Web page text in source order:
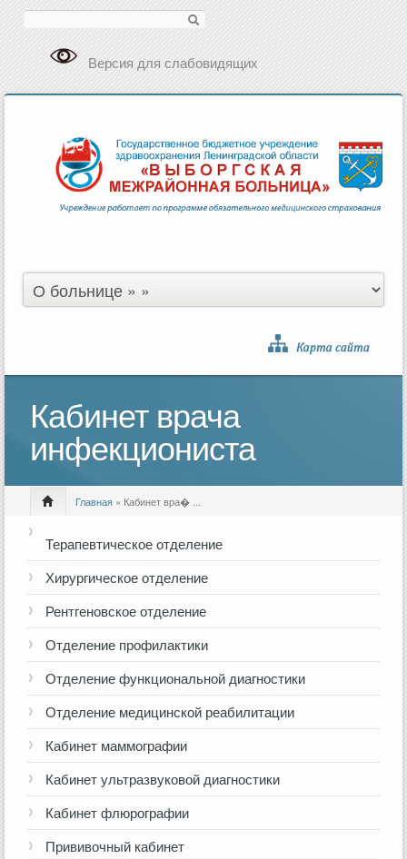
Версия для слабовидящих
Кабинет врача
инфекциониста
Главная » Кабинет вра� ...
Терапевтическое отделение
Хирургическое отделение
Рентгеновское отделение
Отделение профилактики
Отделение функциональной диагностики
Отделение медицинской реабилитации
Кабинет маммографии
Кабинет ультразвуковой диагностики
Кабинет флюрографии
Прививочный кабинет